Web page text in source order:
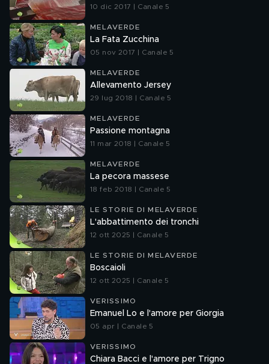
10 dic 2017 | Canale 5
MELAVERDE
La Fata Zucchina
05 nov 2017 | Canale 5
MELAVERDE
Allevamento Jersey
29 lug 2018 | Canale 5
MELAVERDE
Passione montagna
11 mar 2018 | Canale 5
MELAVERDE
La pecora massese
18 feb 2018 | Canale 5
LE STORIE DI MELAVERDE
L'abbattimento dei tronchi
12 ott 2025 | Canale 5
LE STORIE DI MELAVERDE
Boscaioli
12 ott 2025 | Canale 5
VERISSIMO
Emanuel Lo e l'amore per Giorgia
05 apr | Canale 5
VERISSIMO
Chiara Bacci e l'amore per Trigno